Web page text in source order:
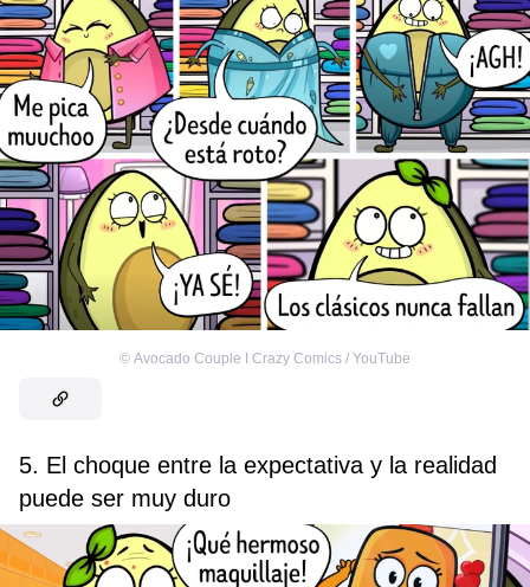
© Avocado Couple I Crazy Comics / YouTube
5. El choque entre la expectativa y la realidad
puede ser muy duro